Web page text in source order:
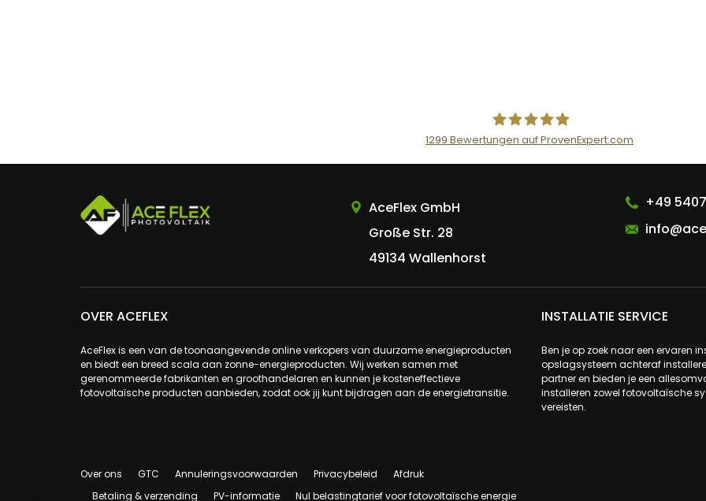
AceFlex GmbH
1299 Bewertungen auf ProvenExpert.com
AceFlex GmbH
Große Str. 28
49134 Wallenhorst
+49
OVER ACEFLEX
AceFlex is een van de toonaangevende online verkopers van duurzame energieproducten
en biedt een breed scala aan zonne-energieproducten. Wij werken samen met
gerenommeerde fabrikanten en groothandelaren en kunnen je kosteneffectieve
fotovoltaïsche producten aanbieden, zodat ook jij kunt bijdragen aan de energietransitie.
INSTALLATIE SERVICE
Ben je op zoek naar een ervaren
opslagsysteem achteraf
partner en bieden je een
installeren zowel fotovoltaïsche
vereisten.
Over ons GTC Annuleringsvoorwaarden Privacybeleid
Afdruk
Betaling & verzending
PV-informatie Nul belastingtarief voor fotovoltaïsche energie